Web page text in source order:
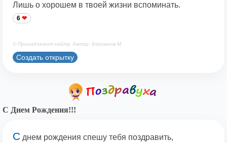
Лишь о хорошем в твоей жизни вспоминать.
6
© Принадлежит сайту. Автор: Берсанов М.
Создать открытку
С Днем Рождения!!!
С днем рождения спешу тебя поздравить,